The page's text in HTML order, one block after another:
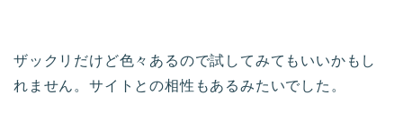
ザックリだけど色々あるので試してみてもいいかもし
れません。サイトとの相性もあるみたいでした。